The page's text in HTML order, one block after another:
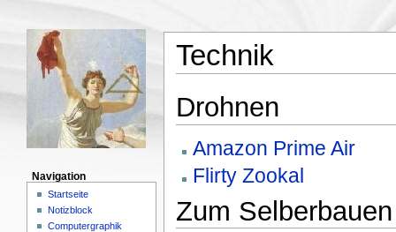
Technik
Drohnen
Amazon Prime Air
Flirty Zookal
Zum Selberbauen
Navigation
Startseite
Notizblock
Computergraphik